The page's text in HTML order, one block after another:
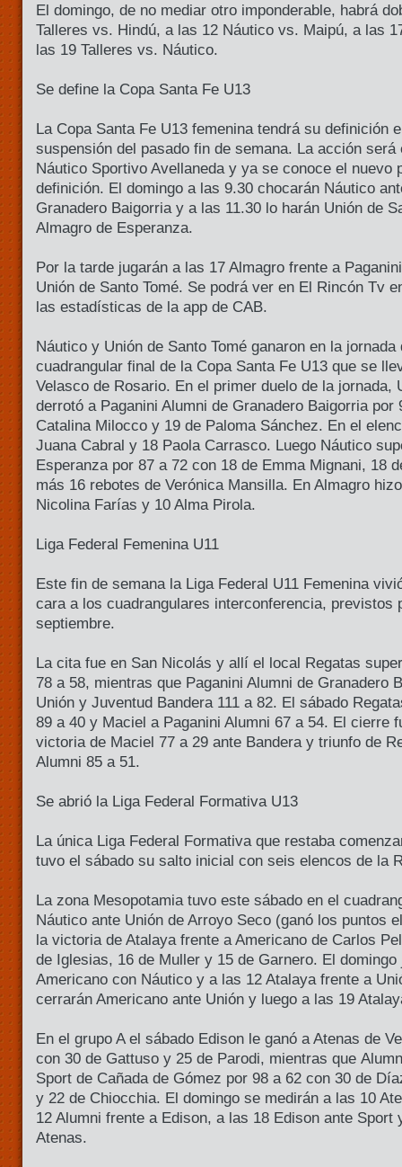
El domingo, de no mediar otro imponderable, habrá
Talleres vs. Hindú, a las 12 Náutico vs. Maipú, a las
las 19 Talleres vs. Náutico.
Se define la Copa Santa Fe U13
La Copa Santa Fe U13 femenina tendrá su definición
suspensión del pasado fin de semana. La acción será
Náutico Sportivo Avellaneda y ya se conoce el nuevo
definición. El domingo a las 9.30 chocarán Náutico
Granadero Baigorria y a las 11.30 lo harán Unión de
Almagro de Esperanza.
Por la tarde jugarán a las 17 Almagro frente a
Unión de Santo Tomé. Se podrá ver en El Rincón Tv
las estadísticas de la app de CAB.
Náutico y Unión de Santo Tomé ganaron en la jornada
cuadrangular final de la Copa Santa Fe U13 que se
Velasco de Rosario. En el primer duelo de la jornada,
derrotó a Paganini Alumni de Granadero Baigorria por
Catalina Milocco y 19 de Paloma Sánchez. En el
Juana Cabral y 18 Paola Carrasco. Luego Náutico
Esperanza por 87 a 72 con 18 de Emma Mignani, 18
más 16 rebotes de Verónica Mansilla. En Almagro
Nicolina Farías y 10 Alma Pirola.
Liga Federal Femenina U11
Este fin de semana la Liga Federal U11 Femenina
cara a los cuadrangulares interconferencia, previstos
septiembre.
La cita fue en San Nicolás y allí el local Regatas
78 a 58, mientras que Paganini Alumni de Granadero
Unión y Juventud Bandera 111 a 82. El sábado
89 a 40 y Maciel a Paganini Alumni 67 a 54. El cierre
victoria de Maciel 77 a 29 ante Bandera y triunfo de
Alumni 85 a 51.
Se abrió la Liga Federal Formativa U13
La única Liga Federal Formativa que restaba
tuvo el sábado su salto inicial con seis elencos de la
La zona Mesopotamia tuvo este sábado en el
Náutico ante Unión de Arroyo Seco (ganó los puntos
la victoria de Atalaya frente a Americano de Carlos
de Iglesias, 16 de Muller y 15 de Garnero. El domingo
Americano con Náutico y a las 12 Atalaya frente a
cerrarán Americano ante Unión y luego a las 19
En el grupo A el sábado Edison le ganó a Atenas de
con 30 de Gattuso y 25 de Parodi, mientras que
Sport de Cañada de Gómez por 98 a 62 con 30 de
y 22 de Chiocchia. El domingo se medirán a las 10
12 Alumni frente a Edison, a las 18 Edison ante Sport
Atenas.